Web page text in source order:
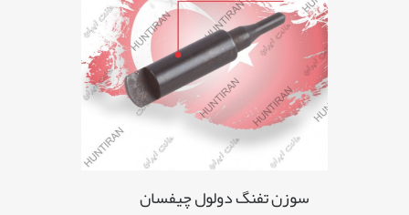
سوزن تفنگ دولول چیفسان